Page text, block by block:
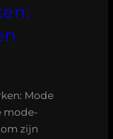
Mode
mode-
zijn